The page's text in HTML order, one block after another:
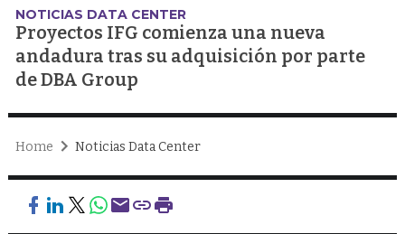
NOTICIAS DATA CENTER
Proyectos IFG comienza una nueva
andadura tras su adquisición por parte
de DBA Group
Home Noticias Data Center